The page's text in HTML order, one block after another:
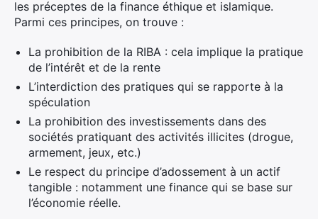
les préceptes de la finance éthique et islamique.
Parmi ces principes, on trouve :
La prohibition de la RIBA : cela implique la pratique
de l’intérêt et de la rente
L’interdiction des pratiques qui se rapporte à la
spéculation
La prohibition des investissements dans des
sociétés pratiquant des activités illicites (drogue,
armement, jeux, etc.)
Le respect du principe d’adossement à un actif
tangible : notamment une finance qui se base sur
l’économie réelle.